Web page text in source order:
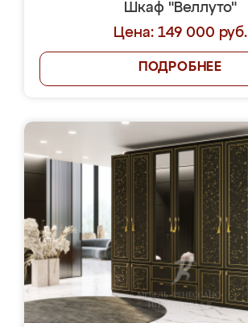
Шкаф "Веллуто"
Цена: 149 000 руб.
ПОДРОБНЕЕ